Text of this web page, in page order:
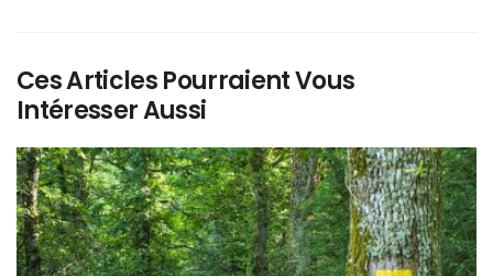
Ces Articles Pourraient Vous
Intéresser Aussi